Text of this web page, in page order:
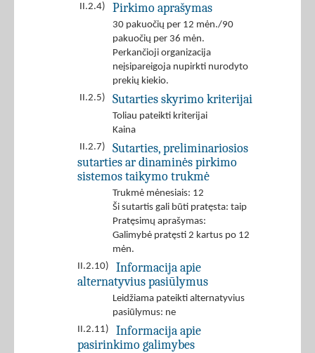
II.2.4)
Pirkimo aprašymas
30 pakuočių per 12 mėn./90
pakuočių per 36 mėn.
Perkančioji organizacija
neįsipareigoja nupirkti nurodyto
prekių kiekio.
II.2.5)
Sutarties skyrimo kriterijai
Toliau pateikti kriterijai
Kaina
II.2.7)
Sutarties, preliminariosios
sutarties ar dinaminės pirkimo
sistemos taikymo trukmė
Trukmė mėnesiais: 12
Ši sutartis gali būti pratęsta: taip
Pratęsimų aprašymas:
Galimybė pratęsti 2 kartus po 12
mėn.
II.2.10)
Informacija apie
alternatyvius pasiūlymus
Leidžiama pateikti alternatyvius
pasiūlymus: ne
II.2.11)
Informacija apie
pasirinkimo galimybes